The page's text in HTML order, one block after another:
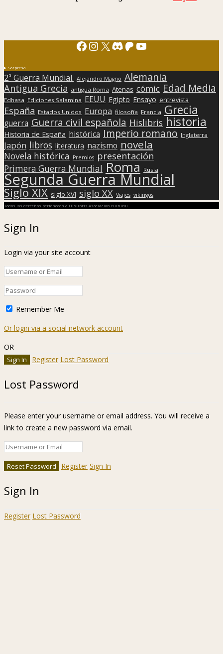
Facebook
Instagram
X Discord
Patreon
YouTube
Sorpresa
2ª Guerra Mundial. Alejandro Magno Alemania
Antigua Grecia antigua Roma Atenas cómic Edad Media
Edhasa Ediciones Salamina EEUU Egipto Ensayo entrevista
España Estados Unidos Europa filosofía Francia Grecia
guerra Guerra civil española Hislibris historia
Historia de España histórica Imperio romano Inglaterra
Japón libros literatura nazismo novela
Novela histórica Premios presentación
Primera Guerra Mundial Roma Rusia
Segunda Guerra Mundial
Siglo XIX siglo XVI siglo XX Viajes vikingos
Todos los derechos pertenecen a Hislibris Asociación cultural
Sign In
Login via your site account
Remember Me
Or login via a social network account
OR
Register Lost Password
Lost Password
Please enter your username or email address. You will receive a
link to create a new password via email.
Register Sign In
Sign In
Register Lost Password